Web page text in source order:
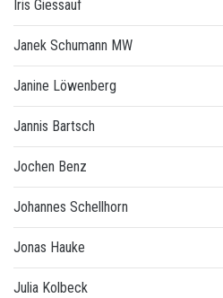
Iris Giessauf
Janek Schumann MW
Janine Löwenberg
Jannis Bartsch
Jochen Benz
Johannes Schellhorn
Jonas Hauke
Julia Kolbeck